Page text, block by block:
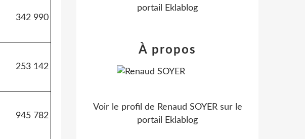
342 990
253 142
945 782
portail Eklablog
À propos
Voir le profil de Renaud SOYERsur le
portail Eklablog